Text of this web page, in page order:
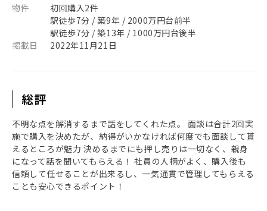
物件
初回購入2件
駅徒歩7分 / 築9年 / 2000万円台前半
駅徒歩7分 / 築13年 / 1000万円台後半
掲載日
2022年11月21日
総評
不明な点を解消するまで話をしてくれた点。 面談は合計2回実
施で購入を決めたが、納得がいかなければ何度でも面談して貰
えるところが魅力 決めるまでにも押し売りは一切なく、親身
になって話を聞いてもらえる！ 社員の人柄がよく、購入後も
信頼して任せることが出来るし、一気通貫で管理してもらえる
ことも安心できるポイント！